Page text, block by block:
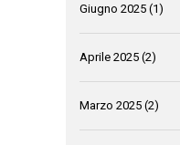
Giugno 2025 (1)
Aprile 2025 (2)
Marzo 2025 (2)